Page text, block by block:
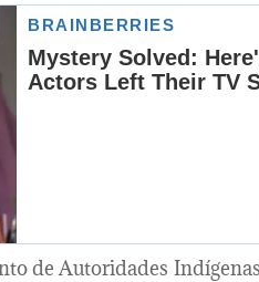
de Autoridades